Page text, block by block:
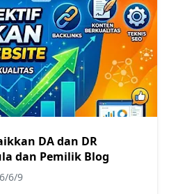
DA dan DR
dan Pemilik Blog
6/9